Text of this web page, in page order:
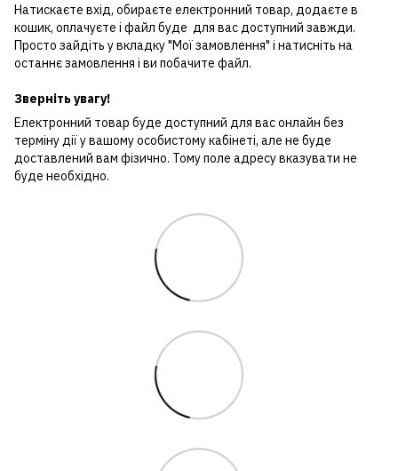
Натискаєте вхід, обираєте електронний товар, додаєте в
кошик, оплачуєте і файл буде для вас доступний завжди.
Просто зайдіть у вкладку "Мої замовлення" і натисніть на
останнє замовлення і ви побачите файл.
Зверніть увагу!
Електронний товар буде доступний для вас онлайн без
терміну дії у вашому особистому кабінеті, але не буде
доставлений вам фізично. Тому поле адресу вказувати не
буде необхідно.